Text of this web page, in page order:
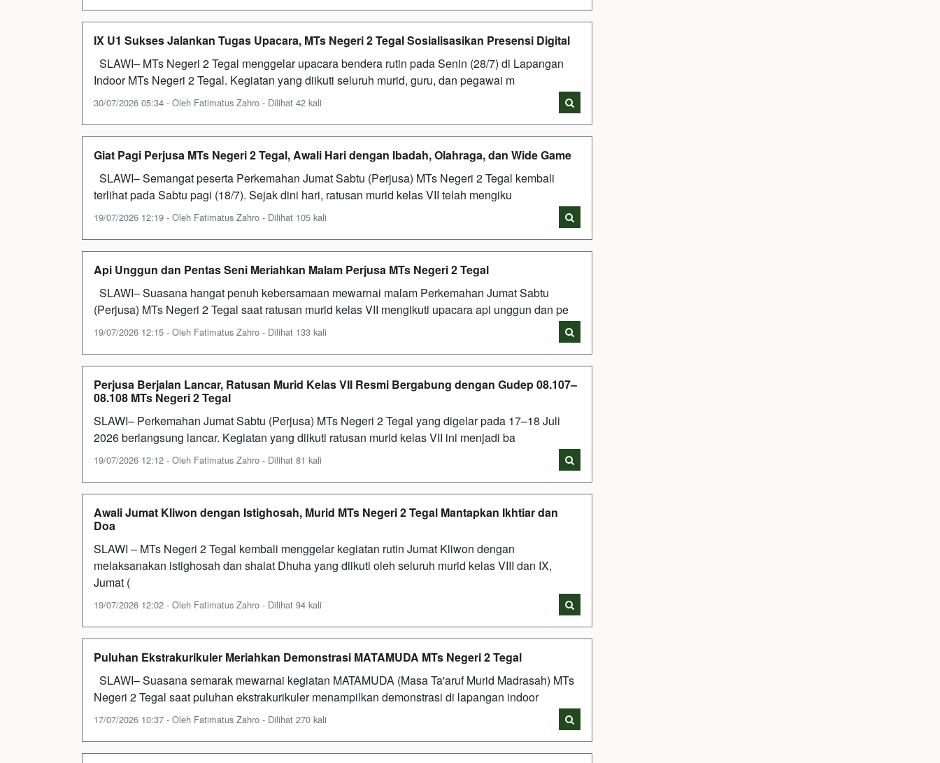
IX U1 Sukses Jalankan Tugas Upacara, MTs Negeri 2 Tegal Sosialisasikan Presensi Digital
SLAWI– MTs Negeri 2 Tegal menggelar upacara bendera rutin pada Senin (28/7) di Lapangan
Indoor MTs Negeri 2 Tegal. Kegiatan yang diikuti seluruh murid, guru, dan pegawai m
30/07/2026 05:34 - Oleh Fatimatus Zahro - Dilihat 42 kali
Giat Pagi Perjusa MTs Negeri 2 Tegal, Awali Hari dengan Ibadah, Olahraga, dan Wide Game
SLAWI– Semangat peserta Perkemahan Jumat Sabtu (Perjusa) MTs Negeri 2 Tegal kembali
terlihat pada Sabtu pagi (18/7). Sejak dini hari, ratusan murid kelas VII telah mengiku
19/07/2026 12:19 - Oleh Fatimatus Zahro - Dilihat 105 kali
Api Unggun dan Pentas Seni Meriahkan Malam Perjusa MTs Negeri 2 Tegal
SLAWI– Suasana hangat penuh kebersamaan mewarnai malam Perkemahan Jumat Sabtu
(Perjusa) MTs Negeri 2 Tegal saat ratusan murid kelas VII mengikuti upacara api unggun dan pe
19/07/2026 12:15 - Oleh Fatimatus Zahro - Dilihat 133 kali
Perjusa Berjalan Lancar, Ratusan Murid Kelas VII Resmi Bergabung dengan Gudep 08.107–
08.108 MTs Negeri 2 Tegal
SLAWI– Perkemahan Jumat Sabtu (Perjusa) MTs Negeri 2 Tegal yang digelar pada 17–18 Juli
2026 berlangsung lancar. Kegiatan yang diikuti ratusan murid kelas VII ini menjadi ba
19/07/2026 12:12 - Oleh Fatimatus Zahro - Dilihat 81 kali
Awali Jumat Kliwon dengan Istighosah, Murid MTs Negeri 2 Tegal Mantapkan Ikhtiar dan
Doa
SLAWI – MTs Negeri 2 Tegal kembali menggelar kegiatan rutin Jumat Kliwon dengan
melaksanakan istighosah dan shalat Dhuha yang diikuti oleh seluruh murid kelas VIII dan IX,
Jumat (
19/07/2026 12:02 - Oleh Fatimatus Zahro - Dilihat 94 kali
Puluhan Ekstrakurikuler Meriahkan Demonstrasi MATAMUDA MTs Negeri 2 Tegal
SLAWI– Suasana semarak mewarnai kegiatan MATAMUDA (Masa Ta'aruf Murid Madrasah) MTs
Negeri 2 Tegal saat puluhan ekstrakurikuler menampilkan demonstrasi di lapangan indoor
17/07/2026 10:37 - Oleh Fatimatus Zahro - Dilihat 270 kali